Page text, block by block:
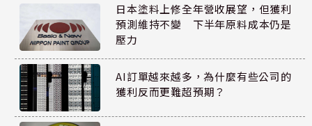
日本塗料上修全年營收展望，但獲利
預測維持不變 下半年原料成本仍是
壓力
AI訂單越來越多，為什麼有些公司的
獲利反而更難超預期？